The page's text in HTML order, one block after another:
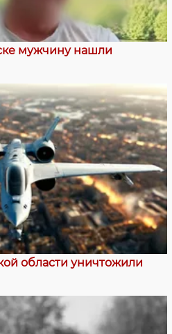
мужчину нашли
области уничтожили